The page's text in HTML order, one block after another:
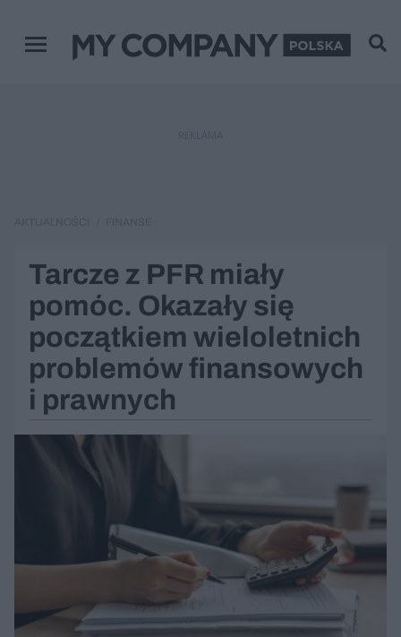
Menu główne
Tarcze z PFR miały
pomóc. Okazały się
początkiem wieloletnich
problemów finansowych
i prawnych